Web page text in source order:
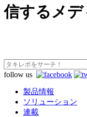
信するメデ
follow us
製品情報
ソリューション
連載